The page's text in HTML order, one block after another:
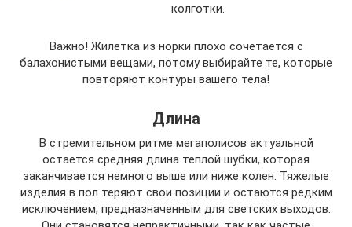
колготки.
Важно! Жилетка из норки плохо сочетается с
балахонистыми вещами, потому выбирайте те, которые
повторяют контуры вашего тела!
Длина
В стремительном ритме мегаполисов актуальной
остается средняя длина теплой шубки, которая
заканчивается немного выше или ниже колен. Тяжелые
изделия в пол теряют свои позиции и остаются редким
исключением, предназначенным для светских выходов.